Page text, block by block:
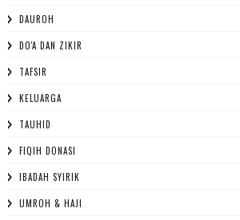
DAUROH
DO'A DAN ZIKIR
TAFSIR
KELUARGA
TAUHID
FIQIH DONASI
IBADAH SYIRIK
UMROH & HAJI